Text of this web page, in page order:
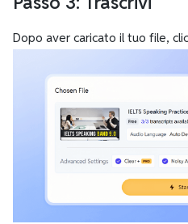
Dopo aver caricato il tuo file,